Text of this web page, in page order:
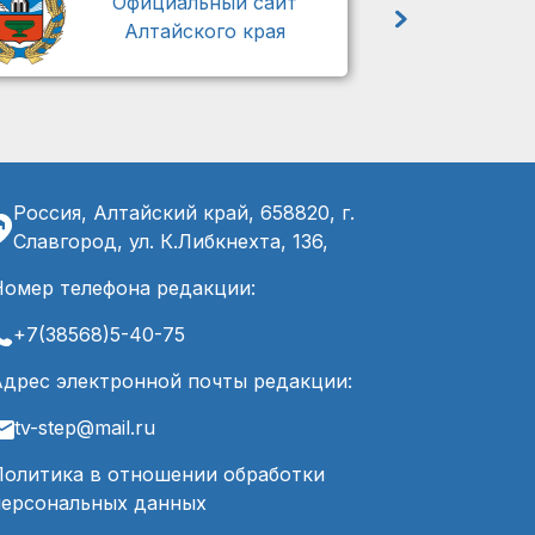
Алтайского края
Россия, Алтайский край, 658820, г.
Славгород, ул. К.Либкнехта, 136,
телефона редакции:
+7(38568)5-40-75
электронной почты редакции:
tv-step@mail.ru
в отношении обработки
данных